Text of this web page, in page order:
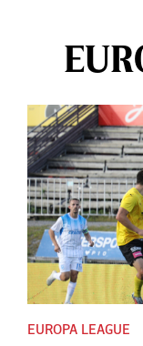
EUROPA LEAGUE